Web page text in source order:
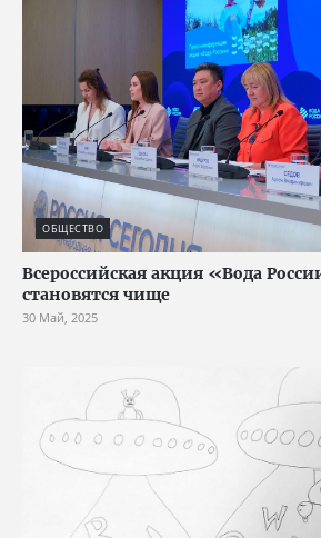
ОБЩЕСТВО
Всероссийская акция «Вода
становятся чище
30 Май, 2025